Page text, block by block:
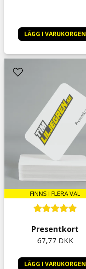
LÄGG I VARUKORGEN
FINNS I FLERA VAL
Presentkort
67,77 DKK
LÄGG I VARUKORGEN